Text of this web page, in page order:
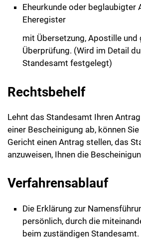
Eheurkunde oder beglaubigter
Eheregister
mit Übersetzung, Apostille und
Überprüfung. (Wird im Detail
Standesamt festgelegt)
Rechtsbehelf
Lehnt das Standesamt Ihren
einer Bescheinigung ab, können
Gericht einen Antrag stellen, das
anzuweisen, Ihnen die
Verfahrensablauf
Die Erklärung zur
persönlich, durch die
beim zuständigen Standesamt.